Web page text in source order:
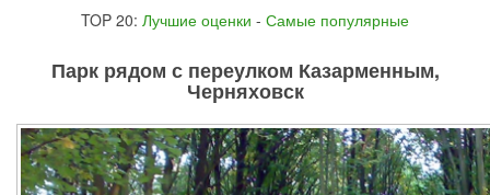
TOP 20: Лучшие оценки - Самые популярные
Парк рядом с переулком Казарменным,
Черняховск